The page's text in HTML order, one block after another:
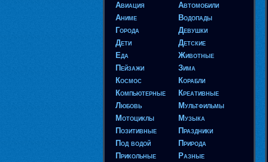
Авиация
Автомобили
Аниме
Водопады
Города
Девушки
Дети
Детские
Еда
Животные
Пейзажи
Зима
Космос
Корабли
Компьютерные
Креативные
Любовь
Мультфильмы
Мотоциклы
Музыка
Позитивные
Праздники
Под водой
Природа
Прикольные
Разные